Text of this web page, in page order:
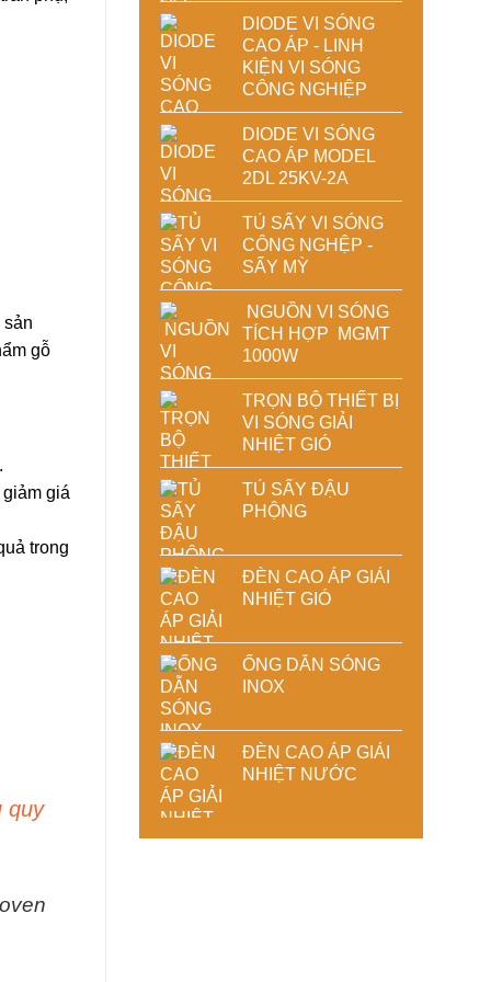
sản
gỗ
giá
trong
quy
DIODE VI SÓNG
CAO ÁP - LINH
KIỆN VI SÓNG
CÔNG NGHIỆP
DIODE VI SÓNG
CAO ÁP MODEL
2DL 25KV-2A
TỦ SẤY VI SÓNG
CÔNG NGHỆP -
SẤY MỲ
NGUỒN VI SÓNG
TÍCH HỢP MGMT
1000W
TRỌN BỘ THIẾT BỊ
VI SÓNG GIẢI
NHIỆT GIÓ
TỦ SẤY ĐẬU
PHỘNG
ĐÈN CAO ÁP GIẢI
NHIỆT GIÓ
ỐNG DẪN SÓNG
INOX
ĐÈN CAO ÁP GIẢI
NHIỆT NƯỚC